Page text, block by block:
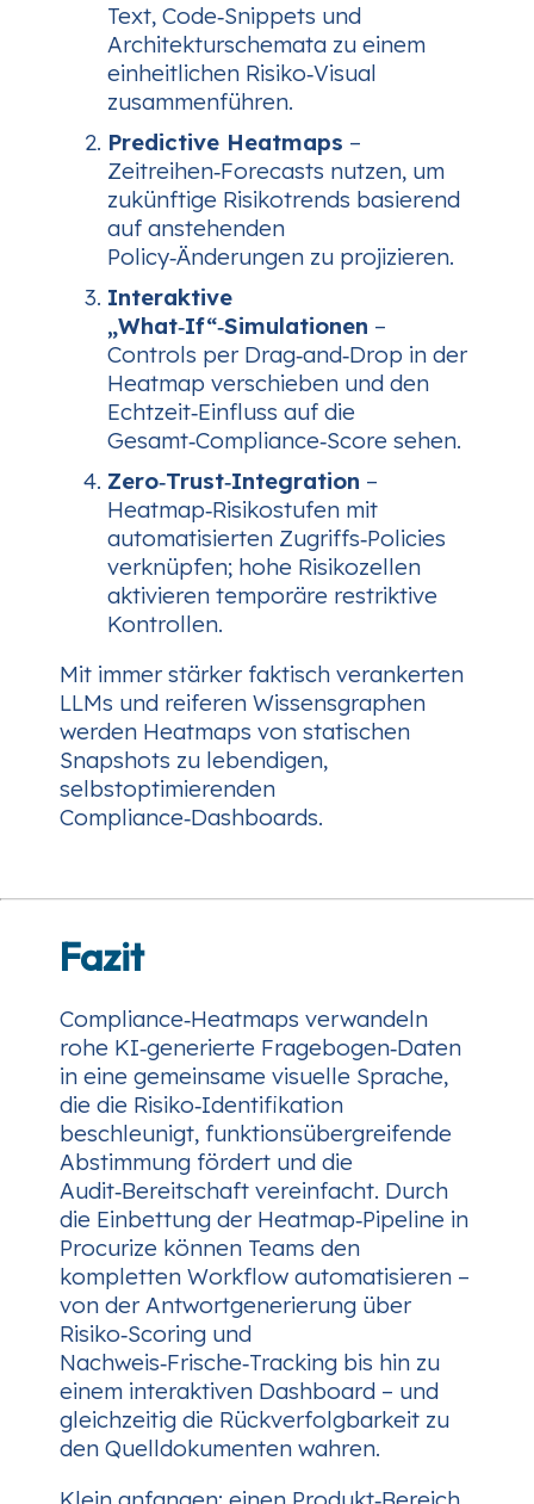
Text, Code‑Snippets und
Architekturschemata zu einem
einheitlichen Risiko‑Visual
zusammenführen.
Predictive Heatmaps –
Zeitreihen‑Forecasts nutzen, um
zukünftige Risikotrends basierend
auf anstehenden
Policy‑Änderungen zu projizieren.
Interaktive
„What‑If“‑Simulationen –
Controls per Drag‑and‑Drop in der
Heatmap verschieben und den
Echtzeit‑Einfluss auf die
Gesamt‑Compliance‑Score sehen.
Zero‑Trust‑Integration –
Heatmap‑Risikostufen mit
automatisierten Zugriffs‑Policies
verknüpfen; hohe Risikozellen
aktivieren temporäre restriktive
Kontrollen.
Mit immer stärker faktisch verankerten
LLMs und reiferen Wissensgraphen
werden Heatmaps von statischen
Snapshots zu lebendigen,
selbstoptimierenden
Compliance‑Dashboards.
Fazit
Compliance‑Heatmaps verwandeln
rohe KI‑generierte Fragebogen‑Daten
in eine gemeinsame visuelle Sprache,
die die Risiko‑Identifikation
beschleunigt, funktionsübergreifende
Abstimmung fördert und die
Audit‑Bereitschaft vereinfacht. Durch
die Einbettung der Heatmap‑Pipeline in
Procurize können Teams den
kompletten Workflow automatisieren –
von der Antwortgenerierung über
Risiko‑Scoring und
Nachweis‑Frische‑Tracking bis hin zu
einem interaktiven Dashboard – und
gleichzeitig die Rückverfolgbarkeit zu
den Quelldokumenten wahren.